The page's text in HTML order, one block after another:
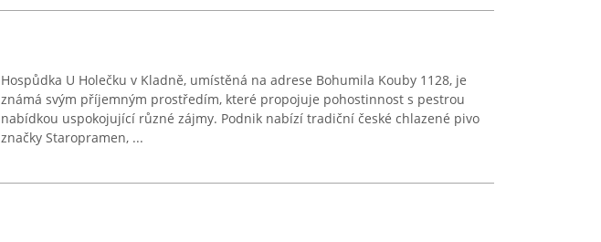
Hospůdka U Holečku v Kladně, umístěná na adrese Bohumila Kouby 1128, je
známá svým příjemným prostředím, které propojuje pohostinnost s pestrou
nabídkou uspokojující různé zájmy. Podnik nabízí tradiční české chlazené pivo
značky Staropramen, ...